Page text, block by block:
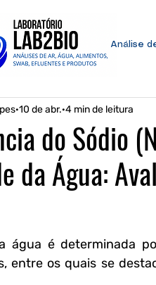
Análise
do Sódio
da Água:
10 de abr. 4 min de leitura
água é determinada
entre os quais se